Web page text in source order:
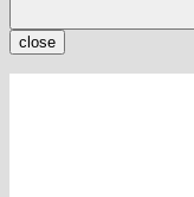
close